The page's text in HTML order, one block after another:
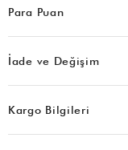
Para Puan
İade ve Değişim
Kargo Bilgileri